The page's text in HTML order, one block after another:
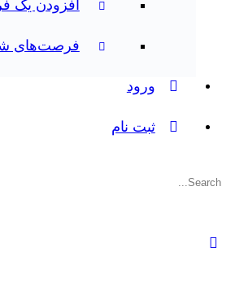
افزودن یک
فرصت‌های
ورود
ثبت نام
جستجوی: